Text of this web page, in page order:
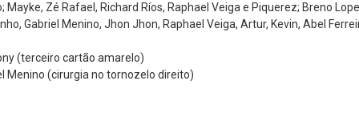
Mayke, Zé Rafael, Richard Ríos, Raphael Veiga e Piquerez; Breno
Gabriel Menino, Jhon Jhon, Raphael Veiga, Artur, Kevin, Abel
(terceiro cartão amarelo)
Menino (cirurgia no tornozelo direito)